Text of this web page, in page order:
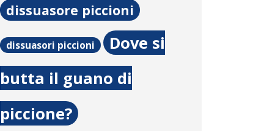
dissuasore piccioni
dissuasori piccioni
Dove si
butta il guano di
piccione?